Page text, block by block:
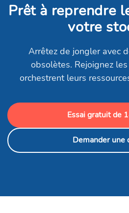
Prêt à reprendre
votre
Arrêtez de jongler avec
obsolètes. Rejoignez
orchestrent leurs
Essai gratuit de
Demander une